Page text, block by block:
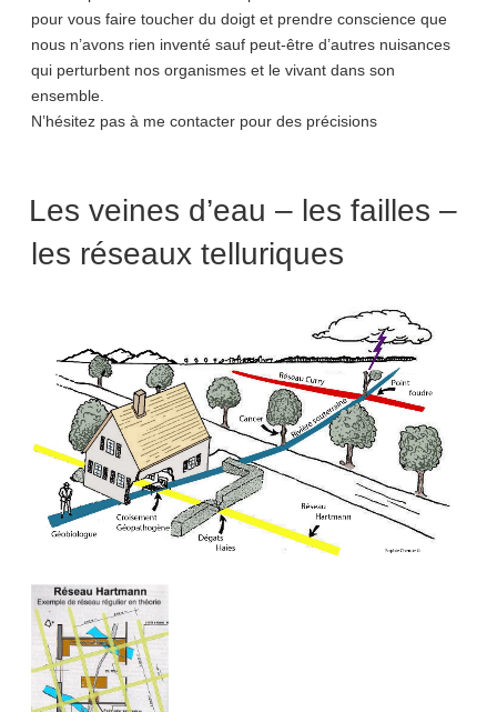
pour vous faire toucher du doigt et prendre conscience que
nous n’avons rien inventé sauf peut-être d’autres nuisances
qui perturbent nos organismes et le vivant dans son
ensemble.
N’hésitez pas à me contacter pour des précisions
Les veines d’eau – les failles –
les réseaux telluriques